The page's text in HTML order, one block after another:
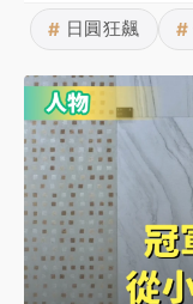
台東農業處長涉
父親節泡湯了！
雨熱區曝
女律師陳昱瑄詐
暑假過三周才推
旅局回應了
▲
# 日圓狂飆 #